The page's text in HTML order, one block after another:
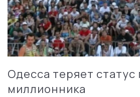
Одесса теряет
миллионника